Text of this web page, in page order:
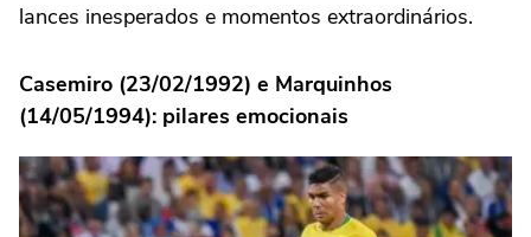
lances inesperados e momentos extraordinários.
Casemiro (23/02/1992) e Marquinhos
(14/05/1994): pilares emocionais